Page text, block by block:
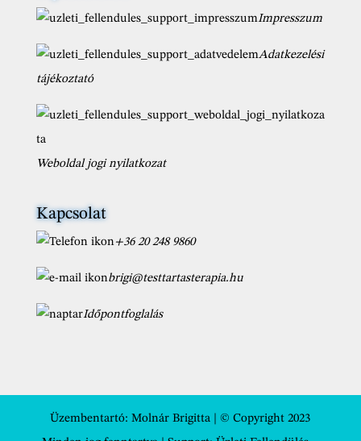
Impresszum
Adatkezelési
tájékoztató
Weboldal jogi nyilatkozat
Kapcsolat
+36 20 248 9860
brigi@testtartasterapia.hu
Időpontfoglalás
Üzembentartó:Molnár Brigitta | © Copyright 2023